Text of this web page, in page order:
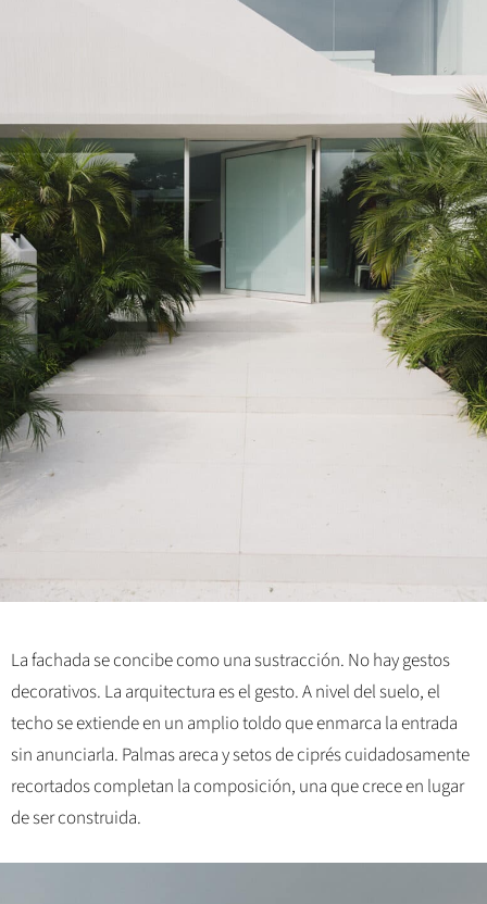
La fachada se concibe como una sustracción. No hay gestos
decorativos. La arquitectura es el gesto. A nivel del suelo, el
techo se extiende en un amplio toldo que enmarca la entrada
sin anunciarla. Palmas areca y setos de ciprés cuidadosamente
recortados completan la composición, una que crece en lugar
de ser construida.